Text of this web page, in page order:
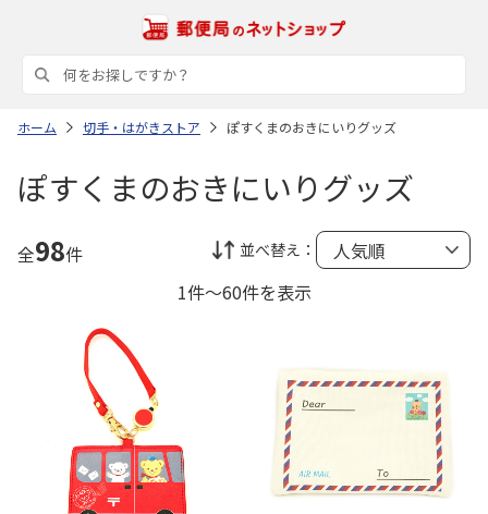
ホーム 切手・はがきストア ぽすくまのおきにいりグッズ
ぽすくまのおきにいりグッズ
全98件 並べ替え：
1件～60件を表示